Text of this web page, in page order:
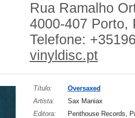
Rua Ramalho
4000-407 Porto,
Telefone:
vinyldisc.pt
Título:
Oversaxed
Artista:
Sax Maniax
Editora:
Penthouse Records,